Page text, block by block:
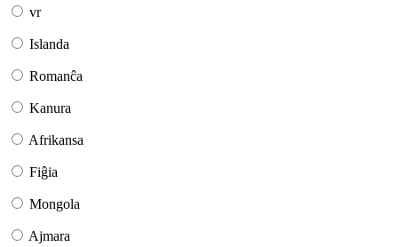
vr
Islanda
Romanĉa
Kanura
Afrikansa
Fiĝia
Mongola
Ajmara